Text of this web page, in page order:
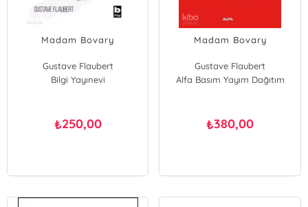
Madam Bovary
Gustave Flaubert
Bilgi Yayınevi
₺250,00
Madam Bovary
Gustave Flaubert
Alfa Basım Yayım Dağıtım
₺380,00